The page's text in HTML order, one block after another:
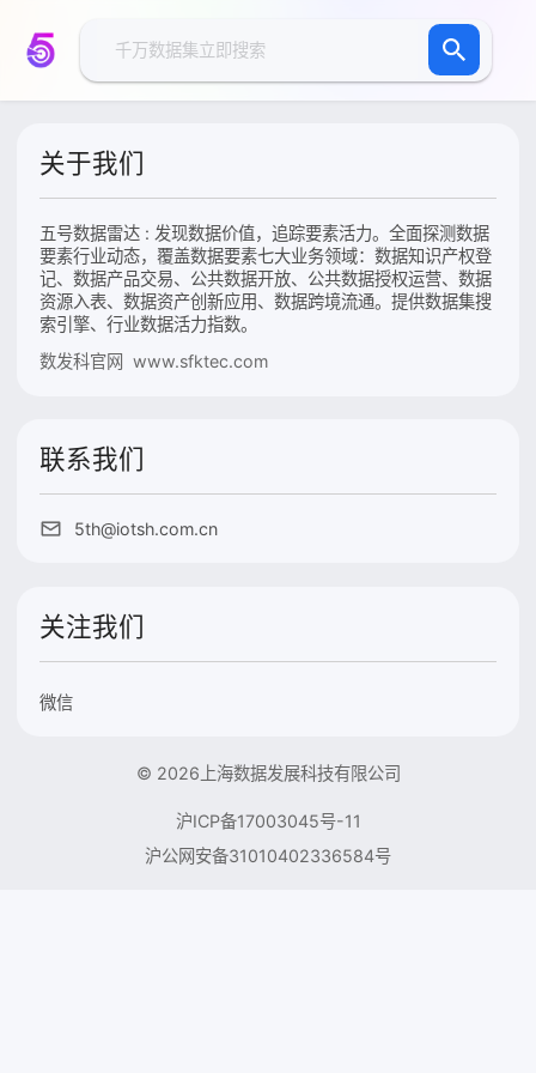
关于我们
五号数据雷达 : 发现数据价值，追踪要素活力。全面探测数据
要素行业动态，覆盖数据要素七大业务领域：数据知识产权登
记、数据产品交易、公共数据开放、公共数据授权运营、数据
资源入表、数据资产创新应用、数据跨境流通。提供数据集搜
索引擎、行业数据活力指数。
数发科官网 www.sfktec.com
联系我们
5th@iotsh.com.cn
关注我们
微信
© 2026上海数据发展科技有限公司
沪ICP备17003045号-11
沪公网安备31010402336584号